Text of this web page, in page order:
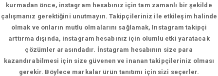
kurmadan önce, instagram hesabınız için tam zamanlı bir şekilde
çalışmanız gerektiğini unutmayın. Takipçileriniz ile etkileşim halinde
olmak ve onların mutlu olmalarını sağlamak, Instagram takipçi
arttırma dışında, instagram hesabınız için olumlu etki yaratacak
çözümler arasındadır. İnstagram hesabının size para
kazandırabilmesi için size güvenen ve inanan takipçileriniz olması
gerekir. Böylece markalar ürün tanıtımı için sizi seçerler.